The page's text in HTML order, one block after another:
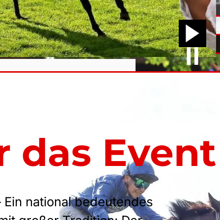
das Event
Ein national bedeutendes